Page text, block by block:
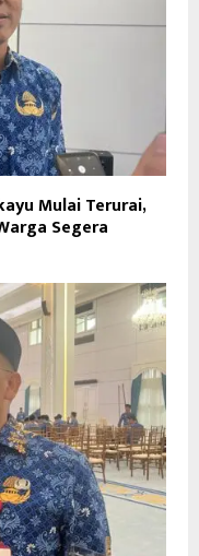
Mulai Terurai,
Segera